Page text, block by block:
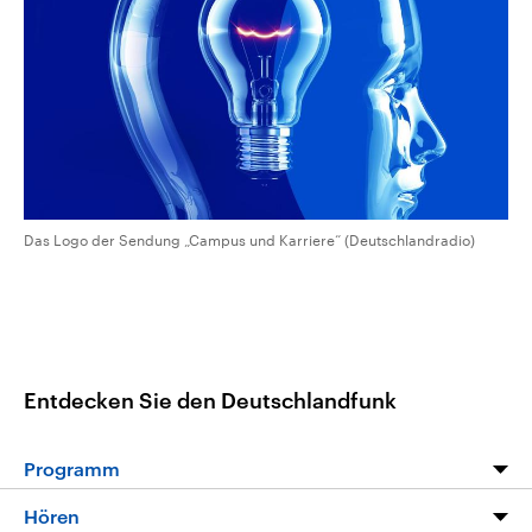
CDU, SPD und FDP regiert.-
Umfragen, Prognosen,
Wahlprogramme, aktuelle Berichte
und Hintergründe zu den Parteien
und Kandidaten der anstehenden
aktuelle Weltgeschehen.
Sendungen Programm Podcasts
Audio-Archiv
Das Logo der Sendung „Campus und Karriere“ (Deutschlandradio)
Entdecken Sie den Deutschlandfunk
Programm
Programm
Hören